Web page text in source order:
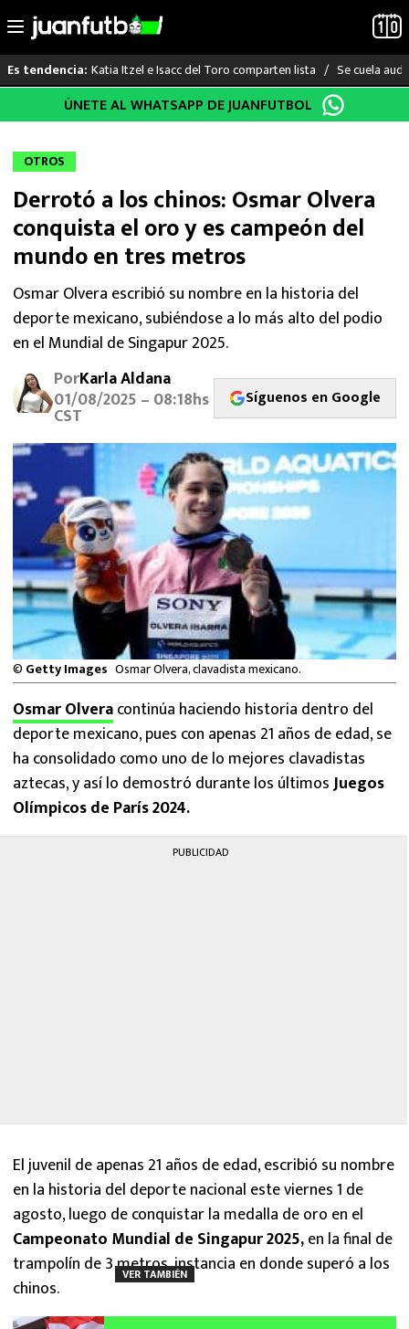
al
Es tendencia: Katia Itzel e Isacc del Toro comparten lista Se cuela
LO ÚLTIMO
LIGA MX
RAYADOS
PUMAS
ATLANTE
SELECCIÓN MEXICANA
FUTBOL INTERNACIONAL
MEXICANOS EN EL EXTRANJERO
FÓRMULA 1
BOXEO
LIGA MX
NFL
ÚNETE AL WHATSAPP DE JUANFUTBOL
OTROS
Derrotó a los chinos: Osmar Olvera
conquista el oro y es campeón del
mundo en tres metros
Osmar Olvera escribió su nombre en la historia del
deporte mexicano, subiéndose a lo más alto del podio
en el Mundial de Singapur 2025.
PorKarla Aldana
01/08/2025 – 08:18hs
CST
Síguenos en Google
© Getty Images Osmar Olvera, clavadista mexicano.
Osmar Olveracontinúa haciendo historia dentro del
deporte mexicano, pues con apenas 21 años de edad, se
ha consolidado como uno de lo mejores clavadistas
aztecas, y así lo demostró durante los últimosJuegos
Olímpicos de París 2024.
PUBLICIDAD
El juvenil de apenas 21 años de edad, escribió su nombre
en la historia del deporte nacional este viernes 1 de
agosto, luego de conquistar la medalla de oro en el
Campeonato Mundial de Singapur 2025,en la final de
trampolín de 3 metros, instancia en donde superó a los
chinos.
VER TAMBIÉN